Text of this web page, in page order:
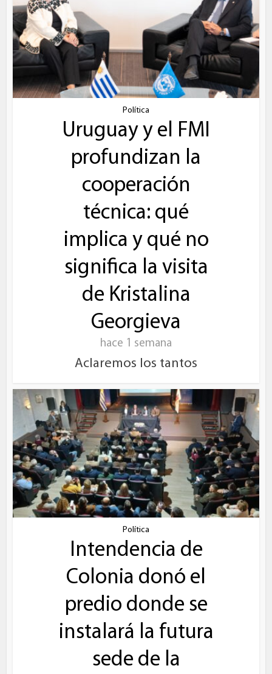
Política
Uruguay y el FMI
profundizan la
cooperación
técnica: qué
implica y qué no
significa la visita
de Kristalina
Georgieva
hace 1 semana
Aclaremos los tantos
Política
Intendencia de
Colonia donó el
predio donde se
instalará la futura
sede de la